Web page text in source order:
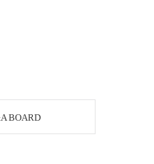
BOARD